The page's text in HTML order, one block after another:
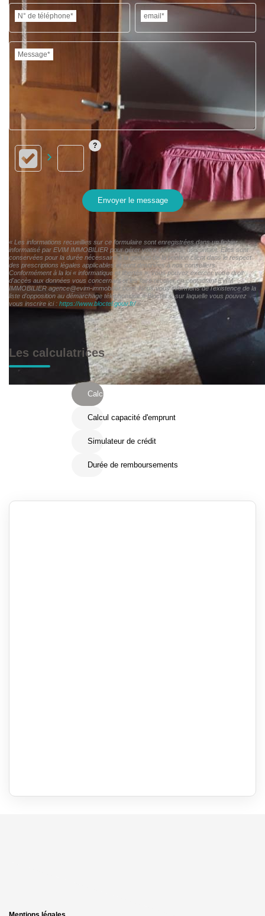
N° de téléphone* email*
Message*
Envoyer le message
« Les informations recueillies sur ce formulaire sont enregistrées dans un fichier
informatisé par EVIM IMMOBILIER pour gérer votre demande de contact. Elles sont
conservées pour la durée nécessaire à la gestion de la relation client dans le respect
des prescriptions légales applicables et sont destinées à nos conseillers
Conformément à la loi « informatique et libertés », vous pouvez exercer votre droit
d'accès aux données vous concernant et les faire rectifier en contactant EVIM
IMMOBILIER agence@evim-immobilier.com. Nous vous informons de l'existence de la
liste d'opposition au démarchage téléphonique « Bloctel », sur laquelle vous pouvez
vous inscrire ici : https://www.bloctel.gouv.fr/»
Les calculatrices
Calcul Frais de notaire
Calcul capacité d'emprunt
Simulateur de crédit
Durée de remboursements